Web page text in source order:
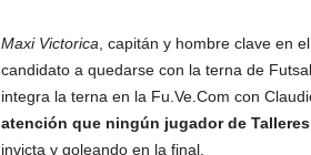
Maxi Victorica , capitán y hombre clave en
candidato a quedarse con la terna de Futsal.
integra la terna en la Fu.Ve.Com con
atención que ningún jugador de Talleres
invicta y goleando en la final.